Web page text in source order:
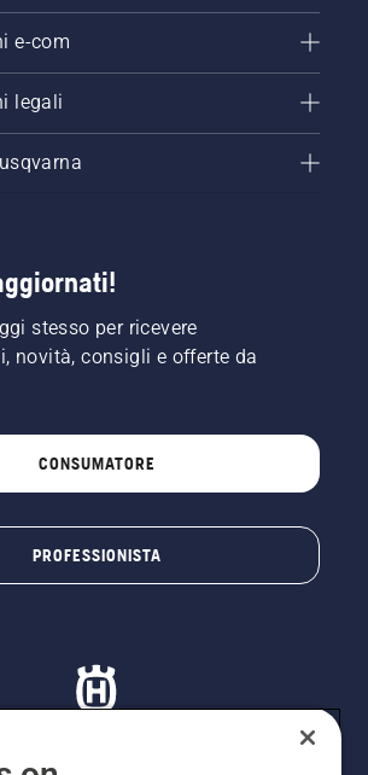
e-com
legali
stesso per ricevere
novità, consigli e offerte da
CONSUMATORE
PROFESSIONISTA